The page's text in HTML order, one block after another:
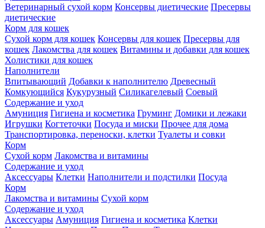
Ветеринарный сухой корм Консервы диетические Пресервы
диетические
Корм для кошек
Сухой корм для кошек Консервы для кошек Пресервы для
кошек Лакомства для кошек Витамины и добавки для кошек
Холистики для кошек
Наполнители
Впитывающий Добавки к наполнителю Древесный
Комкующийся Кукурузный Силикагелевый Соевый
Содержание и уход
Амуниция Гигиена и косметика Груминг Домики и лежаки
Игрушки Когтеточки Посуда и миски Прочее для дома
Транспортировка, переноски, клетки Туалеты и совки
Корм
Сухой корм Лакомства и витамины
Содержание и уход
Аксессуары Клетки Наполнители и подстилки Посуда
Корм
Лакомства и витамины Сухой корм
Содержание и уход
Аксессуары Амуниция Гигиена и косметика Клетки